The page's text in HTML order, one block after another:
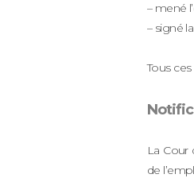
– mené
– signé
Tous
La Cour
de